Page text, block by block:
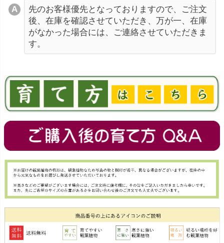
先のお客様優先となっておりますので、ご注文
後、在庫を確認させていただき、万が一、在庫
がなかった場合には、ご連絡させていただきま
す。